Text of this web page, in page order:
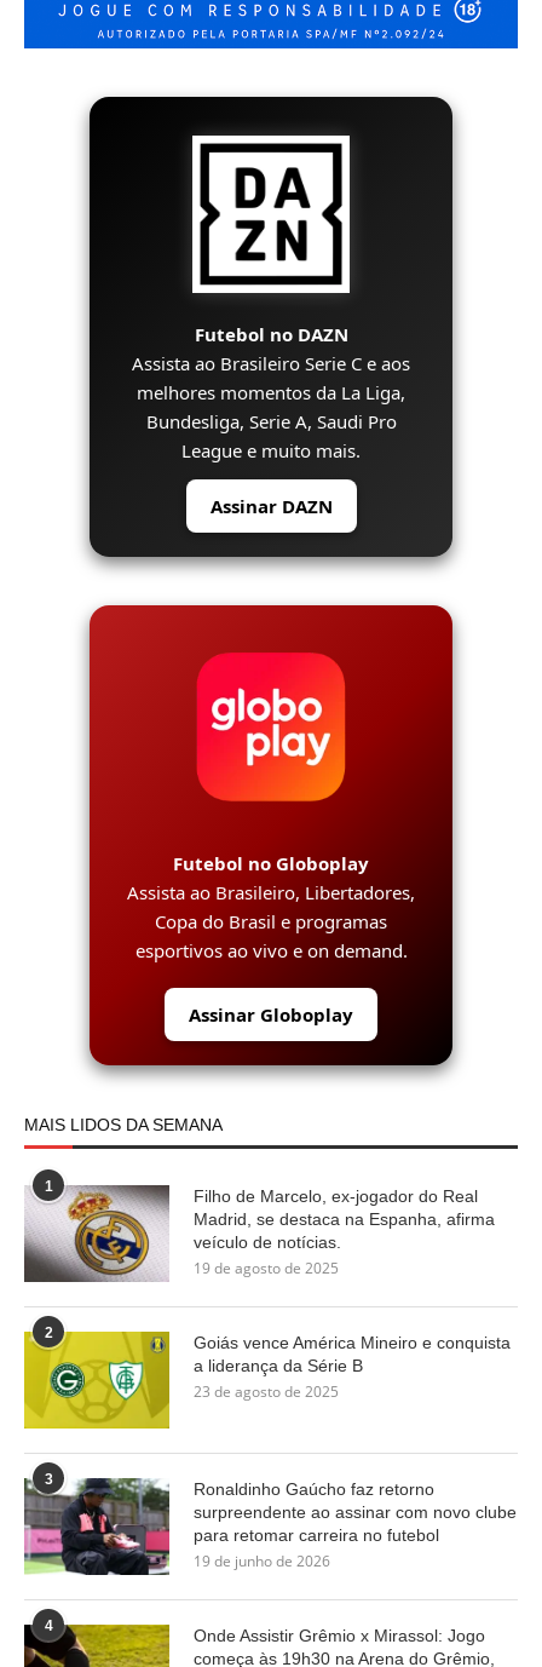
Futebol no DAZN
Assista ao Brasileiro Serie C e aos
melhores momentos da La Liga,
Bundesliga, Serie A, Saudi Pro
League e muito mais.
Assinar DAZN
Futebol no Globoplay
Assista ao Brasileiro, Libertadores,
Copa do Brasil e programas
esportivos ao vivo e on demand.
Assinar Globoplay
MAIS LIDOS DA SEMANA
1
Filho de Marcelo, ex-jogador do Real
Madrid, se destaca na Espanha, afirma
veículo de notícias.
19 de agosto de 2025
2
Goiás vence América Mineiro e conquista
a liderança da Série B
23 de agosto de 2025
3
Ronaldinho Gaúcho faz retorno
surpreendente ao assinar com novo clube
para retomar carreira no futebol
19 de junho de 2026
4
Onde Assistir Grêmio x Mirassol: Jogo
começa às 19h30 na Arena do Grêmio,